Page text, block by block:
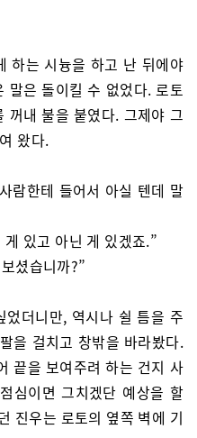
하는 시늉을 하고 난 뒤에야
말은 돌이킬 수 없었다. 로토
꺼내 불을 붙였다. 그제야 그
왔다.
람한테 들어서 아실 텐데 말
있고 아닌 게 있겠죠.”
셨습니까?”
더니만, 역시나 쉴 틈을 주
을 걸치고 창밖을 바라봤다.
끝을 보여주려 하는 건지 사
심이면 그치겠단 예상을 할
진우는 로토의 옆쪽 벽에 기